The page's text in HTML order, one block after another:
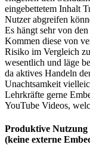
eingebettetem Inhalt
Nutzer abgreifen
Es hängt sehr von
Kommen diese von
Risiko im Vergleich
wesentlich und läge
da aktives Handeln
Unachtsamkeit
Lehrkräfte gerne
YouTube Videos,
Produktive
(keine externe